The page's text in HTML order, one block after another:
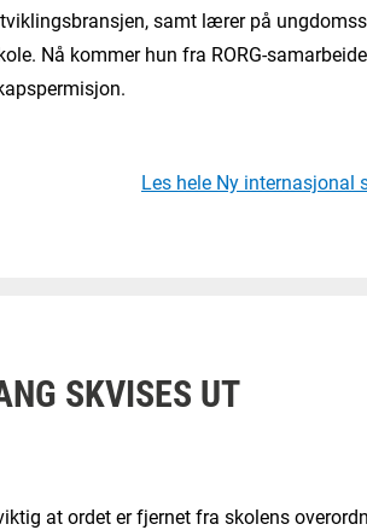
samt lærer på
Nå kommer hun fra RORG-
Les hele Ny internasjonal
SKVISES UT
at ordet er fjernet fra skolens